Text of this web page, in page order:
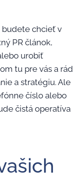
budete chcieť v
PR článok,
urobiť
tu pre vás a rád
a stratégiu. Ale
číslo alebo
čistá operatíva